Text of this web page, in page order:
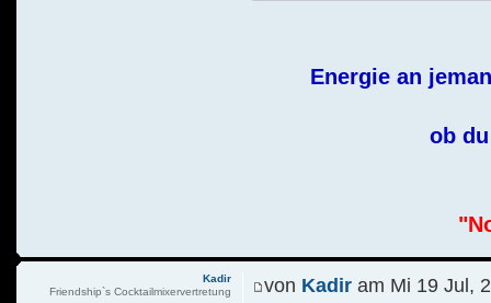
Energie an
ob
von Kadiram Mi 19 Jul,
Kadir
Friendship`s Cocktailmixervertretung